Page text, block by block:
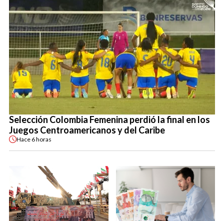
Selección Colombia Femenina perdió la final en los
Juegos Centroamericanos y del Caribe
Hace 6 horas